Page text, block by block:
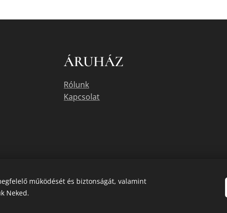
ÁRUHÁZ
Rólunk
Kapcsolat
A termékek aktuális készletéről érdeklődjön az üzletben, vagy a megadott
működését és biztonságát, valamint
Neked.